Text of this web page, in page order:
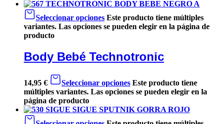
Seleccionar opciones Este producto tiene múltiples
variantes. Las opciones se pueden elegir en la página de
producto
Body Bebé Technotronic
14,95 € Seleccionar opciones Este producto tiene
múltiples variantes. Las opciones se pueden elegir en la
página de producto